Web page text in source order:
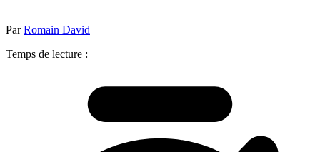
ParRomain David
Temps de lecture :